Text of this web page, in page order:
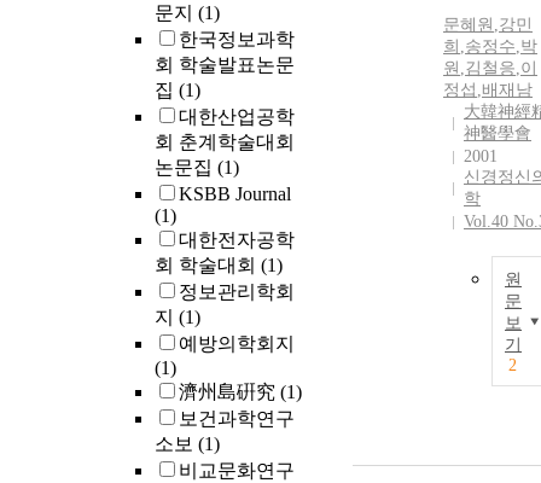
문지 (1)
한국정보과학
회 학술발표논문
집 (1)
대한산업공학
회 춘계학술대회
논문집 (1)
KSBB Journal
(1)
대한전자공학
회 학술대회 (1)
정보관리학회
지 (1)
예방의학회지
(1)
濟州島硏究 (1)
보건과학연구
소보 (1)
비교문화연구
문혜원 ,강민
희 ,송정수,박
원 ,김철응,이
정섭 ,배재남
大韓神經
神醫學會
2001
신경정신
학
Vol.40
원
문
보
기
2